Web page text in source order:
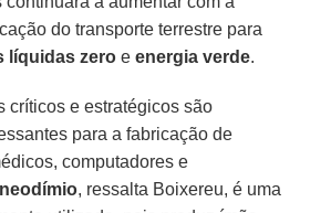
do transporte terrestre para
líquidas zero eenergia verde.
críticos e estratégicos são
para a fabricação de
computadores e
neodímio, ressalta Boixereu, é uma